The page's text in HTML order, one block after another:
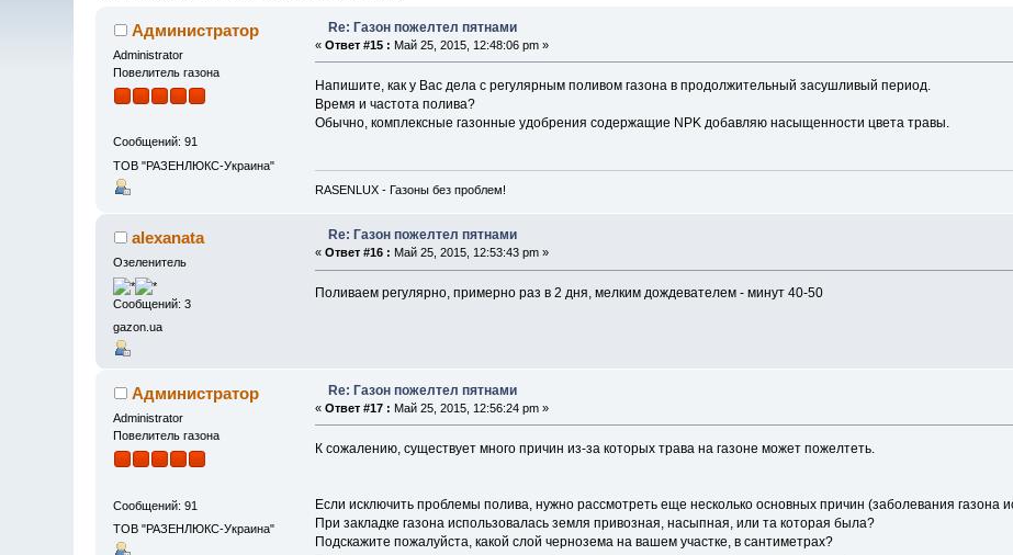
Администратор
Administrator
Повелитель газона
Сообщений: 91
ТОВ "РАЗЕНЛЮКС-Украина"
Re: Газон пожелтел пятнами
« Ответ #15 : Май 25, 2015, 12:48:06 pm »
Напишите, как у Вас дела с регулярным поливом газона в продолжительный засушливый период.
Время и частота полива?
Обычно, комплексные газонные удобрения содержащие NPK добавляю насыщенности цвета травы.
RASENLUX - Газоны без проблем!
alexanata
Озеленитель
Сообщений: 3
gazon.ua
Re: Газон пожелтел пятнами
« Ответ #16 : Май 25, 2015, 12:53:43 pm »
Поливаем регулярно, примерно раз в 2 дня, мелким дождевателем - минут 40-50
Администратор
Administrator
Повелитель газона
Сообщений: 91
ТОВ "РАЗЕНЛЮКС-Украина"
Re: Газон пожелтел пятнами
« Ответ #17 : Май 25, 2015, 12:56:24 pm »
К сожалению, существует много причин из-за которых трава на газоне может пожелтеть.
Если исключить проблемы полива, нужно рассмотреть еще несколько основных причин (заболевания газона
При закладке газона использовалась земля привозная, насыпная, или та которая была?
Подскажите пожалуйста, какой слой чернозема на вашем участке, в сантиметрах?